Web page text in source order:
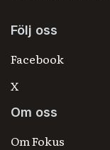
Följ oss
Facebook
X
Om oss
Om Fokus